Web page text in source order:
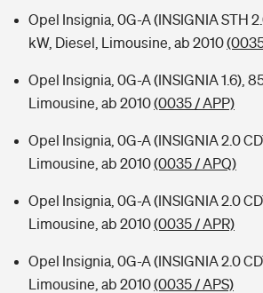
Opel Insignia, 0G-A (INSIGNIA STH
kW, Diesel, Limousine, ab 2010
Opel Insignia, 0G-A (INSIGNIA 1.6),
Limousine, ab 2010(0035 / APP)
Opel Insignia, 0G-A (INSIGNIA 2.0
Limousine, ab 2010(0035 / APQ)
Opel Insignia, 0G-A (INSIGNIA 2.0
Limousine, ab 2010(0035 / APR)
Opel Insignia, 0G-A (INSIGNIA 2.0
Limousine, ab 2010(0035 / APS)